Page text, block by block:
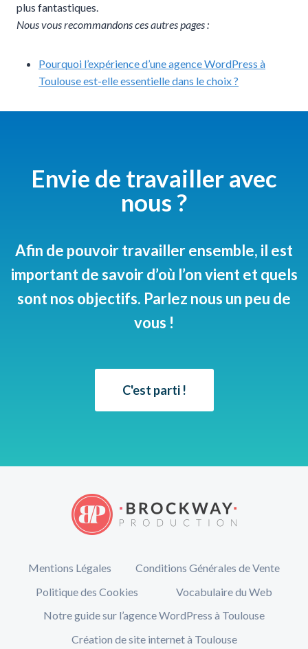
plus fantastiques.
Nous vous recommandons ces autres pages :
Pourquoi l’expérience d’une agence WordPress à
Toulouse est-elle essentielle dans le choix ?
Envie de travailler avec
nous ?
Afin de pouvoir travailler ensemble, il est
important de savoir d’où l’on vient et quels
sont nos objectifs. Parlez nous un peu de
vous !
C'est parti !
Mentions Légales
Conditions Générales de Vente
Politique des Cookies
Vocabulaire du Web
Notre guide sur l’agence WordPress à Toulouse
Création de site internet à Toulouse